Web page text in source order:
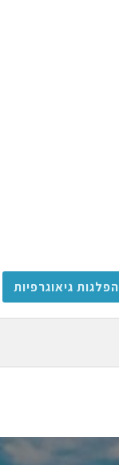
הפלגות גיאוגרפיות